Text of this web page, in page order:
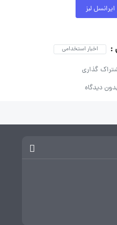
لبز
: اخبار استخدامی
گذاری
دیدگاه